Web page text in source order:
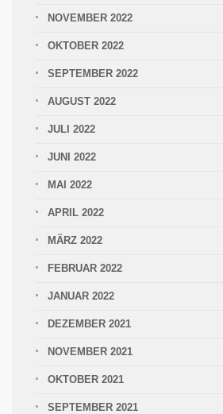
NOVEMBER 2022
OKTOBER 2022
SEPTEMBER 2022
AUGUST 2022
JULI 2022
JUNI 2022
MAI 2022
APRIL 2022
MÄRZ 2022
FEBRUAR 2022
JANUAR 2022
DEZEMBER 2021
NOVEMBER 2021
OKTOBER 2021
SEPTEMBER 2021